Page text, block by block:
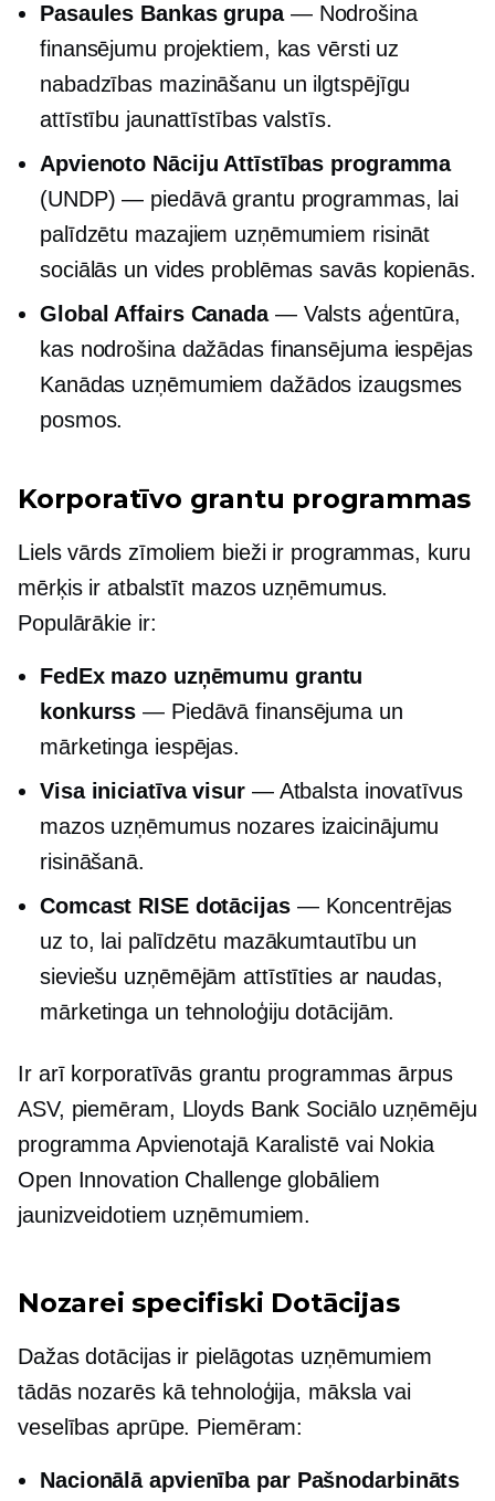
Pasaules Bankas grupa— Nodrošina
finansējumu projektiem, kas vērsti uz
nabadzības mazināšanu un ilgtspējīgu
attīstību jaunattīstības valstīs.
Apvienoto Nāciju Attīstības programma
(UNDP) — piedāvā grantu programmas, lai
palīdzētu mazajiem uzņēmumiem risināt
sociālās un vides problēmas savās kopienās.
Global Affairs Canada— Valsts aģentūra,
kas nodrošina dažādas finansējuma iespējas
Kanādas uzņēmumiem dažādos izaugsmes
posmos.
Korporatīvo grantu programmas
Liels vārdszīmoliem bieži ir programmas, kuru
mērķis ir atbalstīt mazos uzņēmumus.
Populārākie ir:
FedEx mazo uzņēmumu grantu
konkurss — Piedāvā finansējuma un
mārketinga iespējas.
Visa iniciatīva visur— Atbalsta inovatīvus
mazos uzņēmumus nozares izaicinājumu
risināšanā.
Comcast RISE dotācijas— Koncentrējas
uz to, lai palīdzētu mazākumtautību un
sieviešu uzņēmējām attīstīties ar naudas,
mārketinga un tehnoloģiju dotācijām.
Ir arī korporatīvās grantu programmas ārpus
ASV, piemēram, Lloyds Bank Sociālo uzņēmēju
programma Apvienotajā Karalistē vai Nokia
Open Innovation Challenge globāliem
jaunizveidotiem uzņēmumiem.
Nozarei specifiski Dotācijas
Dažas dotācijas ir pielāgotas uzņēmumiem
tādās nozarēs kā tehnoloģija, māksla vai
veselības aprūpe. Piemēram:
Nacionālā apvienība par Pašnodarbināts